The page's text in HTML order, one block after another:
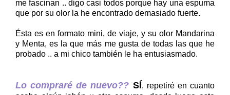
me fascinan .. digo casi todos porque hay una espuma
que por su olor la he encontrado demasiado fuerte.
Ésta es en formato mini, de viaje, y su olor Mandarina
y Menta, es la que más me gusta de todas las que he
probado .. a mi chico también le ha entusiasmado.
Lo compraré de nuevo?? SÍ, repetiré en cuanto